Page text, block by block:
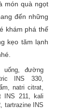
món quà ngọt
đến những
khám phá thế
kẹo tăm lạnh
uống, đường
INS 330,
natri citrat,
INS 211, kali
tartrazine INS